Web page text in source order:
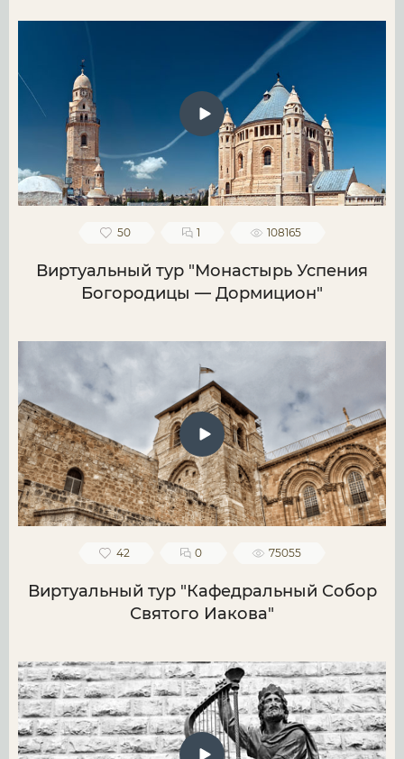
50 1 108165
Виртуальный тур "Монастырь Успения
Богородицы — Дормицион"
42 0 75055
Виртуальный тур "Кафедральный Собор
Святого Иакова"